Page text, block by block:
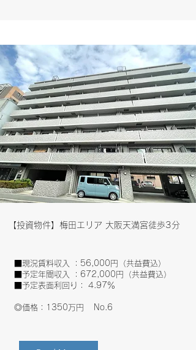
​【投資物件】梅田エリア 大阪天満宮徒歩3分
■現況賃料収入 ：56,000円（共益費込）
■予定年間収入 ：672,000円（共益費込）
■予定表面利回り： 4.97％
​◎価格：1350万円 No.6